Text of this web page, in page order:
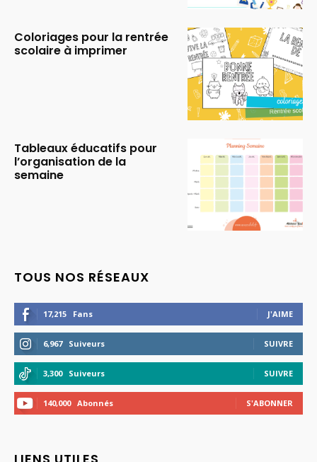
Coloriages pour la rentrée
scolaire à imprimer
Tableaux éducatifs pour
l’organisation de la
semaine
TOUS NOS RÉSEAUX
17,215 Fans J'AIME
6,967 Suiveurs SUIVRE
3,300 Suiveurs SUIVRE
140,000 Abonnés S'ABONNER